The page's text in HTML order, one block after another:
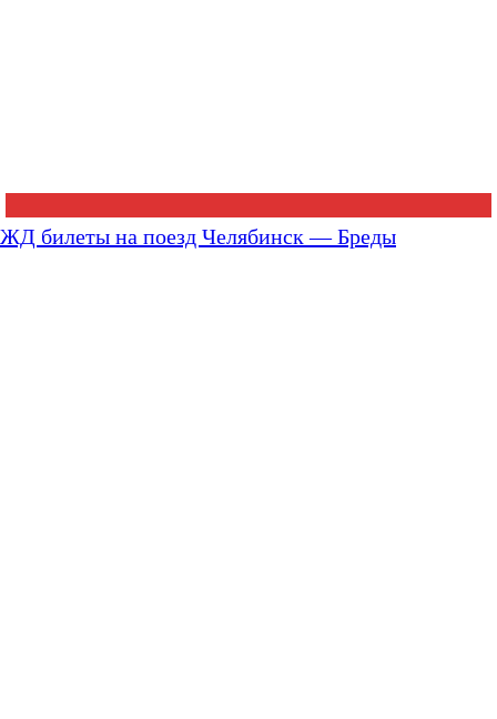
ЖД билеты на поезд Челябинск — Бреды